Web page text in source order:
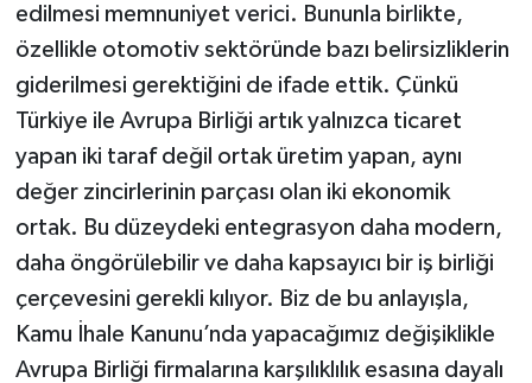
edilmesi memnuniyet verici. Bununla birlikte,
özellikle otomotiv sektöründe bazı belirsizliklerin
giderilmesi gerektiğini de ifade ettik. Çünkü
Türkiye ile Avrupa Birliği artık yalnızca ticaret
yapan iki taraf değil ortak üretim yapan, aynı
değer zincirlerinin parçası olan iki ekonomik
ortak. Bu düzeydeki entegrasyon daha modern,
daha öngörülebilir ve daha kapsayıcı bir iş birliği
çerçevesini gerekli kılıyor. Biz de bu anlayışla,
Kamu İhale Kanunu’nda yapacağımız değişiklikle
Avrupa Birliği firmalarına karşılıklılık esasına dayalı